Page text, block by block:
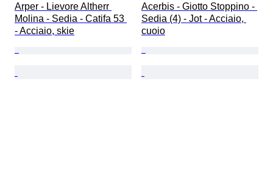
Arper - Lievore Altherr
Molina - Sedia - Catifa 53
- Acciaio, skie
Acerbis - Giotto Stoppino -
Sedia (4) - Jot - Acciaio,
cuoio